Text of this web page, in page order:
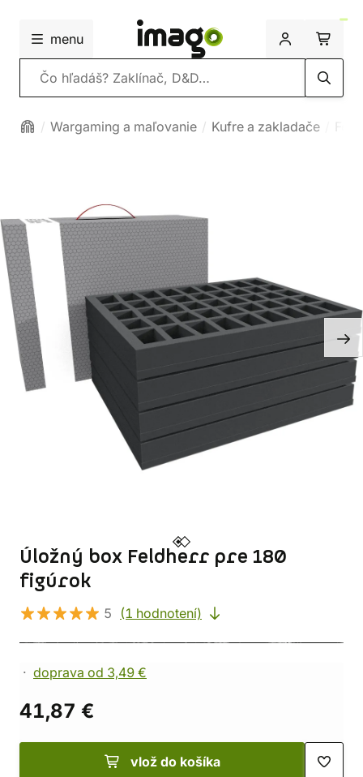
menu
Vyhľadávanie
Wargaming a maľovanie Kufre a zakladače
Úložný box Feldherr pre 180
figúrok
5 (1 hodnotení)
doprava od 3,49 €
41,87 €
vlož do košíka